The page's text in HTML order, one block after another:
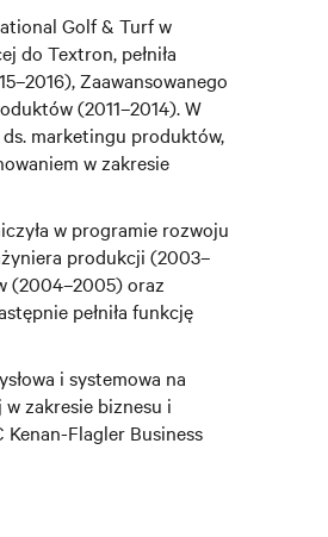
Golf & Turf w
do Textron, pełniła
Zaawansowanego
(2011–2014). W
marketingu produktów,
w zakresie
w programie rozwoju
produkcji (2003–
(2004–2005) oraz
pełniła funkcję
i systemowa na
zakresie biznesu i
Flagler Business